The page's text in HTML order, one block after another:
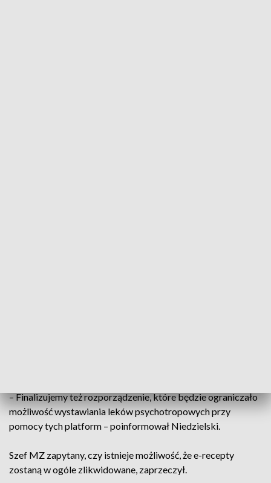
– Finalizujemy też rozporządzenie, które będzie ograniczało
możliwość wystawiania leków psychotropowych przy
pomocy tych platform – poinformował Niedzielski.
Szef MZ zapytany, czy istnieje możliwość, że e-recepty
zostaną w ogóle zlikwidowane, zaprzeczył.